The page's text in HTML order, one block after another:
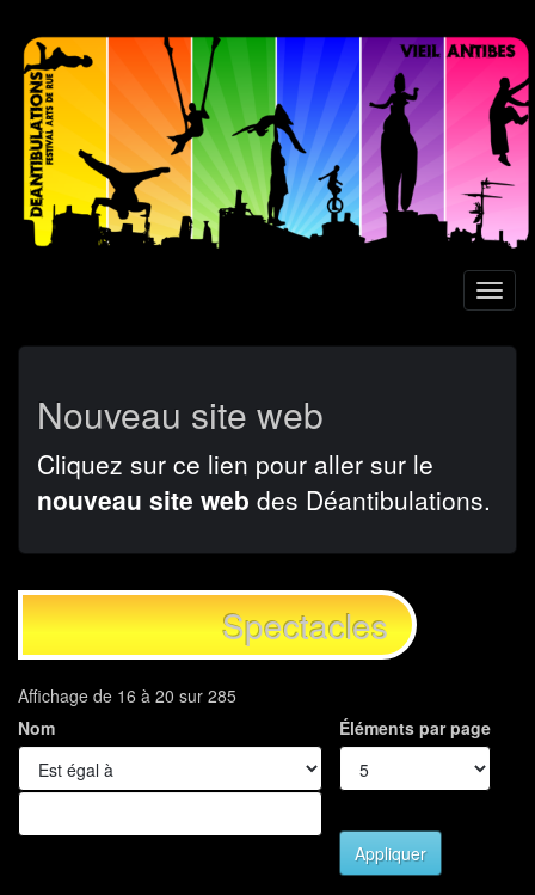
Aller
contenu
principal
Nouveau site web
Cliquez sur ce lien pour aller sur le
nouveau site web des Déantibulations.
Spectacles
Affichage de 16 à 20 sur 285
Nom
Éléments par page
Appliquer